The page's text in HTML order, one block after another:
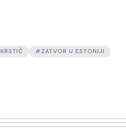
#ZATVOR U ESTONIJI